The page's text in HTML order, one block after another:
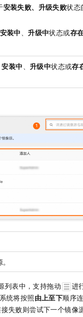
安装失败、升级失败状态
安装中、升级中状态或存
安装中 、升级中状态或存
列表中，支持拖动 进
统将按照由上至下顺序
失败则尝试下一个镜像源